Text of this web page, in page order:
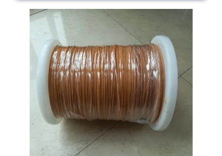
PRIVACY
POLICY